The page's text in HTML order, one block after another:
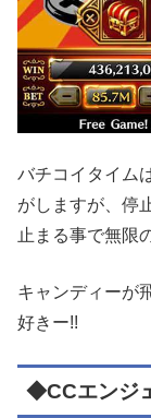
バチコイタイム
がしますが、停
止まる事で無限
キャンディーが
好きー!!
◆CCエンジ